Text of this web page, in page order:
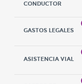
CONDUCTOR
GASTOS LEGALES
ASISTENCIA VIAL